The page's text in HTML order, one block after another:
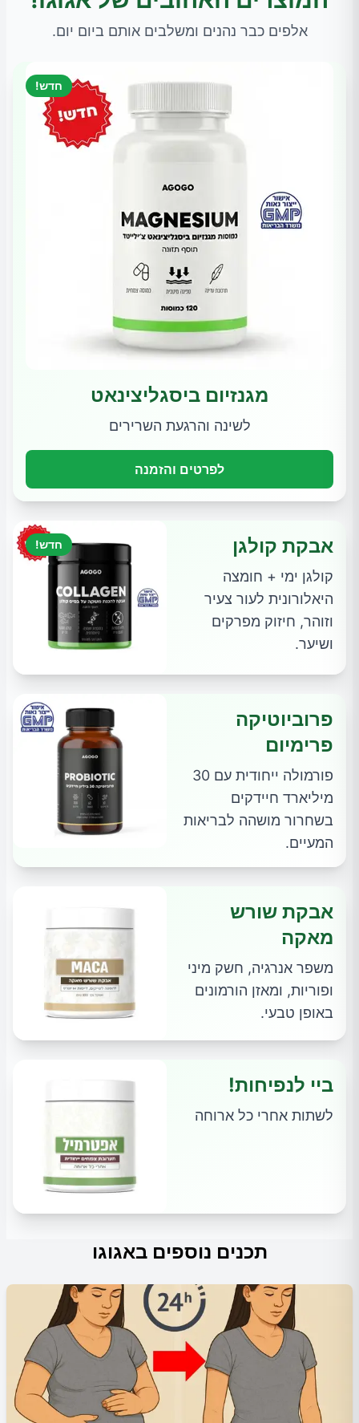
אלפים כבר נהנים ומשלבים אותם ביום יום.
חדש!
מגנזיום ביסגליצינאט
לשינה והרגעת השרירים
לפרטים והזמנה
חדש! אבקת קולגן
קולגן ימי + חומצה
היאלורונית לעור צעיר
וזוהר, חיזוק מפרקים
ושיער.
פרוביוטיקה
פרימיום
פורמולה ייחודית עם 30
מיליארד חיידקים
בשחרור מושהה לבריאות
המעיים.
אבקת שורש
מאקה
משפר אנרגיה, חשק מיני
ופוריות, ומאזן הורמונים
באופן טבעי.
ביי לנפיחות!
לשתות אחרי כל ארוחה
תכנים נוספים באגוגו